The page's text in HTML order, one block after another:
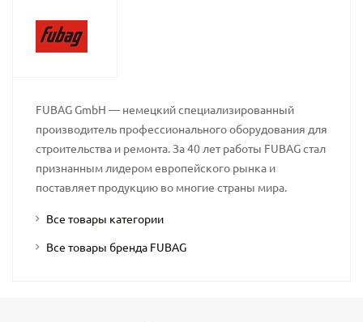
FUBAG GmbH — немецкий специализированный
производитель профессионального оборудования для
строительства и ремонта. За 40 лет работы FUBAG стал
признанным лидером европейского рынка и
поставляет продукцию во многие страны мира.
Все товары категории
Все товары бренда FUBAG